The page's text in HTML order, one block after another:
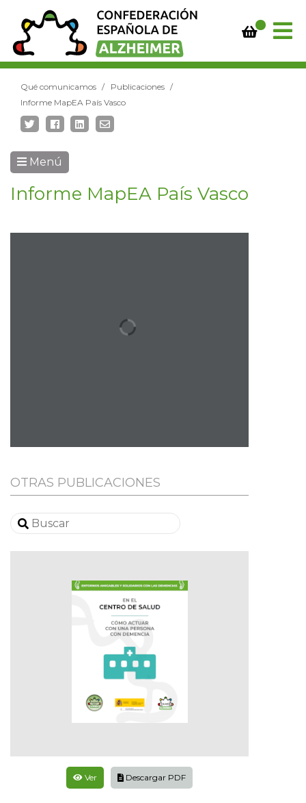
Qué comunicamos
Publicaciones
Informe MapEA País Vasco
Menú
Informe MapEA País Vasco
OTRAS PUBLICACIONES
Ver Descargar PDF